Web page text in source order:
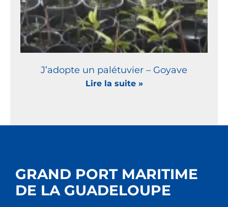
J’adopte un palétuvier – Goyave
Lire la suite »
GRAND PORT MARITIME
DE LA GUADELOUPE